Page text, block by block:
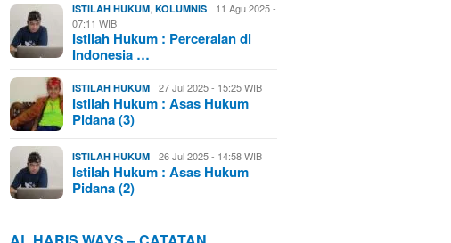
ISTILAH HUKUM ,KOLUMNIS
11 Agu 2025 -
07:11 WIB
Istilah Hukum : Perceraian di
Indonesia …
ISTILAH HUKUM 27 Jul 2025 - 15:25 WIB
Istilah Hukum : Asas Hukum
Pidana (3)
ISTILAH HUKUM 26 Jul 2025 - 14:58 WIB
Istilah Hukum : Asas Hukum
Pidana (2)